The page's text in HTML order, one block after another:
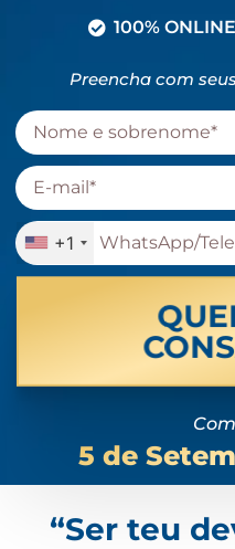
100% ONLINE
Preencha com
+1
5 de
“Ser teu